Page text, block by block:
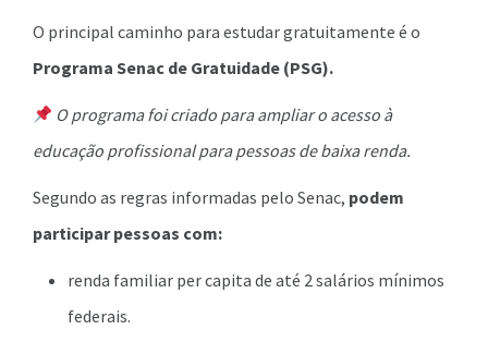
O principal caminho para estudar gratuitamente é o
Programa Senac de Gratuidade (PSG).
O programa foi criado para ampliar o acesso à
educação profissional para pessoas de baixa renda.
Segundo as regras informadas pelo Senac, podem
participar pessoas com:
renda familiar per capita de até 2 salários mínimos
federais.